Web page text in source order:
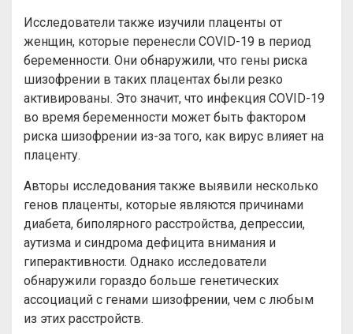
Исследователи также изучили плаценты от
женщин, которые перенесли COVID-19 в период
беременности. Они обнаружили, что гены риска
шизофрении в таких плацентах были резко
активированы. Это значит, что инфекция COVID-19
во время беременности может быть фактором
риска шизофрении из-за того, как вирус влияет на
плаценту.
Авторы исследования также выявили несколько
генов плаценты, которые являются причинами
диабета, биполярного расстройства, депрессии,
аутизма и синдрома дефицита внимания и
гиперактивности. Однако исследователи
обнаружили гораздо больше генетических
ассоциаций с генами шизофрении, чем с любым
из этих расстройств.